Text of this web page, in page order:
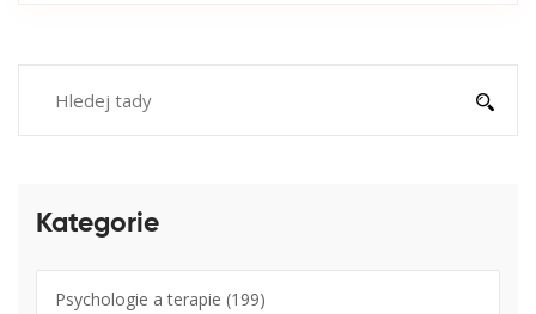
Kategorie
Psychologie a terapie (199)